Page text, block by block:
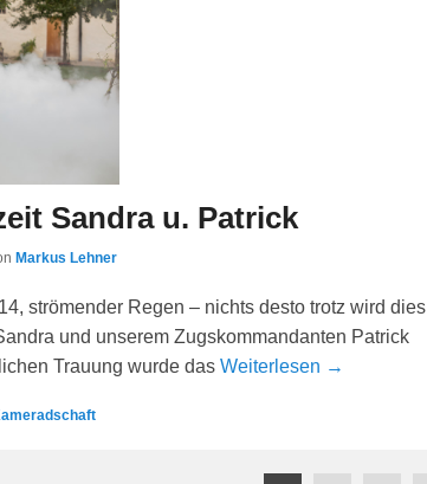
Sandra u. Patrick
Markus Lehner
strömender Regen – nichts desto trotz wird dies
und unserem Zugskommandanten Patrick
Trauung wurde das Weiterlesen →